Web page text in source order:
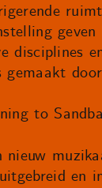
disciplines
to
nieuw
en